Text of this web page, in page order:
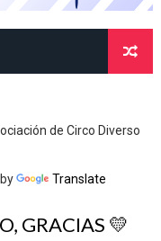
de Circo Diverso
Translate
GRACIAS 💛